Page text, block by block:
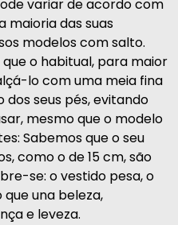
variar de acordo com
maioria das suas
modelos com salto.
o habitual, para maior
lo com uma meia fina
seus pés, evitando
mesmo que o modelo
Sabemos que o seu
como o de 15 cm, são
se: o vestido pesa, o
una beleza,
e leveza.